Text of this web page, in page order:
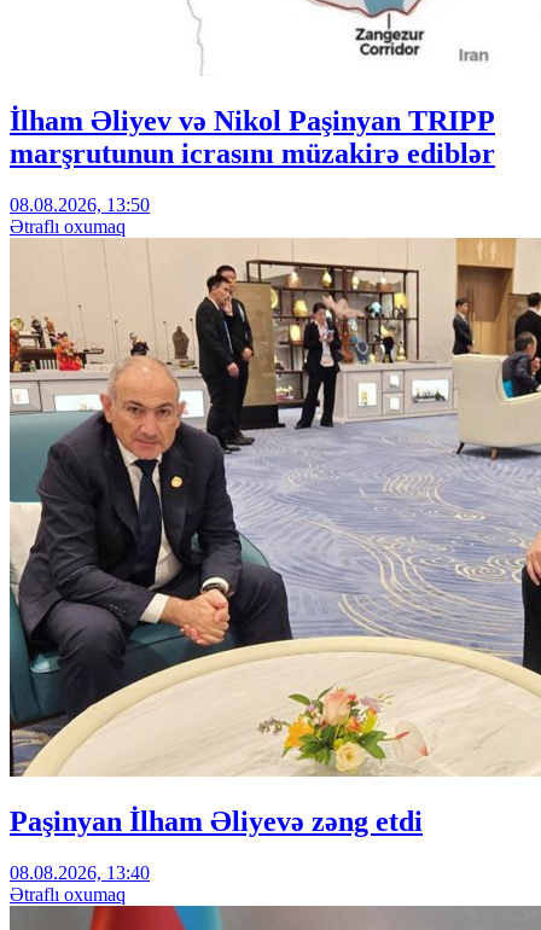
İlham Əliyev və Nikol Paşinyan TRIPP
marşrutunun icrasını müzakirə ediblər
08.08.2026, 13:50
Ətraflı oxumaq
Paşinyan İlham Əliyevə zəng etdi
08.08.2026, 13:40
Ətraflı oxumaq